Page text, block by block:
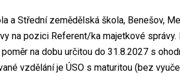
a Střední zemědělská škola, Benešov,
na pozici Referent/ka majetkové správy.
na dobu určitou do 31.8.2027 s
vzdělání je ÚSO s maturitou (bez